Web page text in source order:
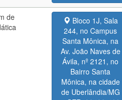
de
Bloco 1J, Sala
244, no Campus
Santa Mônica, na
Av. João Naves de
Ávila, nº 2121, no
Bairro Santa
Mônica, na cidade
de Uberlândia/MG